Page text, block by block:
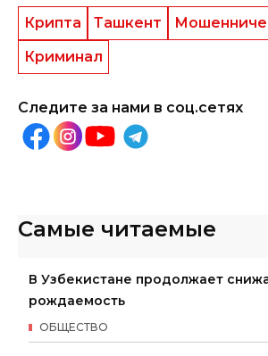
Крипта Ташкент
Криминал
Следите за нами в соц.сетях
Самые читаемые
В Узбекистане продолжает
рождаемость
ОБЩЕСТВО